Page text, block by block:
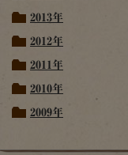
2013年
2012年
2011年
2010年
2009年